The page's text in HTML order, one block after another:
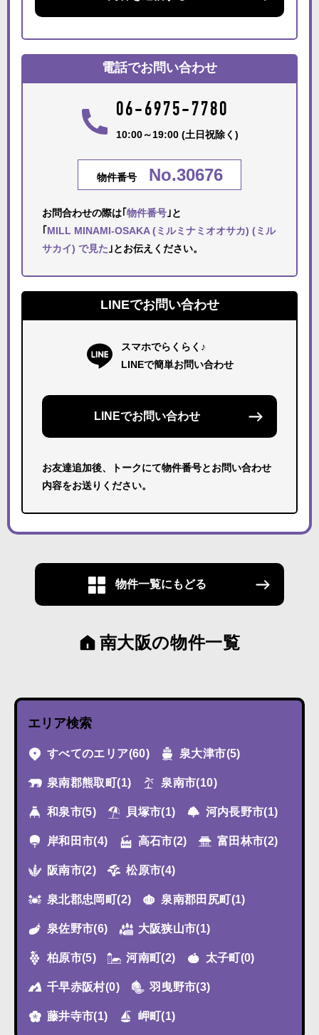
電話でお問い合わせ
06-6975-7780
10:00～19:00 (土日祝除く)
物件番号 No.30676
お問合わせの際は｢ 物件番号 ｣と
MILL MINAMI-OSAKA (ミルミナミオオサカ) (ミル
サカイ) で見た ｣とお伝えください。
LINEでお問い合わせ
スマホでらくらく♪
LINEで簡単お問い合わせ
LINEでお問い合わせ
お友達追加後、トークにて物件番号とお問い合わせ
内容をお送りください。
物件一覧にもどる
南大阪の物件一覧
エリア検索
すべてのエリア(60) 泉大津市(5)
泉南郡熊取町(1) 泉南市(10)
和泉市(5) 貝塚市(1) 河内長野市(1)
岸和田市(4) 高石市(2) 富田林市(2)
阪南市(2) 松原市(4)
泉北郡忠岡町(2) 泉南郡田尻町(1)
泉佐野市(6) 大阪狭山市(1)
柏原市(5) 河南町(2) 太子町(0)
千早赤阪村(0) 羽曳野市(3)
藤井寺市(1) 岬町(1)